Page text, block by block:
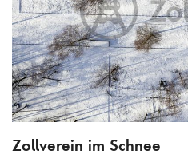
Zollverein im Schnee